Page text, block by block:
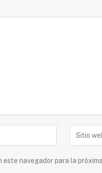
navegador para la